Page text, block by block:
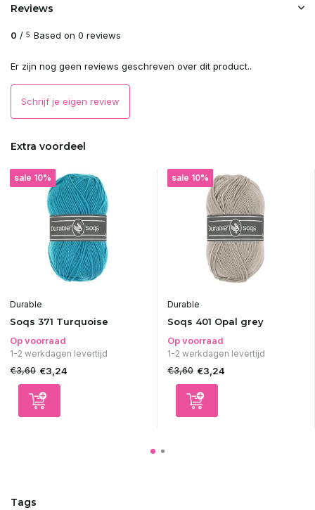
Reviews
0 / 5 Based on 0 reviews
Er zijn nog geen reviews geschreven over dit product..
Schrijf je eigen review
Extra voordeel
sale 10%
Durable
Soqs 371 Turquoise
Op voorraad
1-2 werkdagen levertijd
€3,60 €3,24
sale 10%
Durable
Soqs 401 Opal grey
Op voorraad
1-2 werkdagen levertijd
€3,60 €3,24
Tags